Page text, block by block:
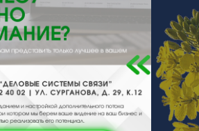
, , , Гродно, Победы 27